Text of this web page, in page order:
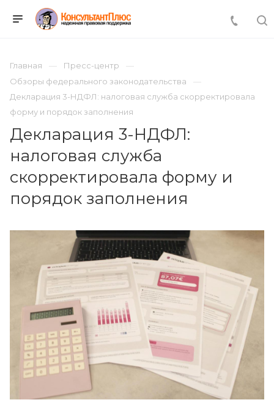
Главная
Пресс-центр
Обзоры федерального законодательства
Декларация 3-НДФЛ: налоговая служба скорректировала
форму и порядок заполнения
Декларация 3-НДФЛ:
налоговая служба
скорректировала форму и
порядок заполнения